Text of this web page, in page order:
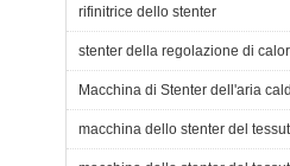
rifinitrice dello stenter
stenter della regolazione di
Macchina di Stenter dell'aria
macchina dello stenter del